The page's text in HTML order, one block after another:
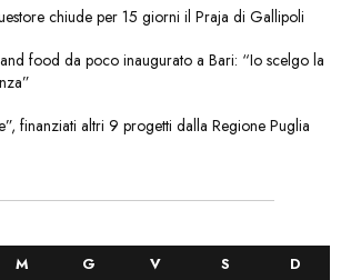
chiude per 15 giorni il Praja di Gallipoli
and food da poco inaugurato a Bari: “Io scelgo la
finanziati altri 9 progetti dalla Regione Puglia
M G V S
D